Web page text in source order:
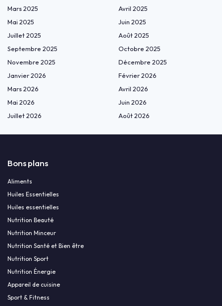
Mars 2025
Avril 2025
Mai 2025
Juin 2025
Juillet 2025
Août 2025
Septembre 2025
Octobre 2025
Novembre 2025
Décembre 2025
Janvier 2026
Février 2026
Mars 2026
Avril 2026
Mai 2026
Juin 2026
Juillet 2026
Août 2026
Bons plans
Aliments
Huiles Essentielles
Huiles essentielles
Nutrition Beauté
Nutrition Minceur
Nutrition Santé et Bien être
Nutrition Sport
Nutrition Énergie
Appareil de cuisine
Sport & Fitness